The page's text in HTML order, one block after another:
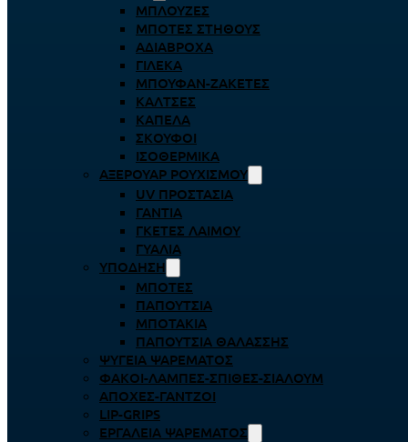
ΜΠΛΟΎΖΕΣ
ΜΠΌΤΕΣ ΣΤΉΘΟΥΣ
ΑΔΙΆΒΡΟΧΑ
ΓΙΛΈΚΑ
ΜΠΟΥΦΆΝ-ΖΑΚΈΤΕΣ
ΚΆΛΤΣΕΣ
ΚΑΠΈΛΑ
ΣΚΟΎΦΟΙ
ΙΣΟΘΕΡΜΙΚΆ
ΑΞΕΡΟΥΆΡ ΡΟΥΧΙΣΜΟΎ
UV ΠΡΟΣΤΑΣΊΑ
ΓΆΝΤΙΑ
ΓΚΈΤΕΣ ΛΑΊΜΟΥ
ΓΥΑΛΙΆ
ΥΠΌΔΗΣΗ
ΜΠΌΤΕΣ
ΠΑΠΟΎΤΣΙΑ
ΜΠΟΤΆΚΙΑ
ΠΑΠΟΎΤΣΙΑ ΘΑΛΆΣΣΗΣ
ΨΥΓΕΊΑ ΨΑΡΈΜΑΤΟΣ
ΦΑΚΟΊ-ΛΆΜΠΕΣ-ΣΠΊΘΕΣ-ΣΊΑΛΟΥΜ
ΑΠΌΧΕΣ-ΓΆΝΤΖΟΙ
LIP-GRIPS
EΡΓΑΛΕΊΑ ΨΑΡΈΜΑΤΟΣ